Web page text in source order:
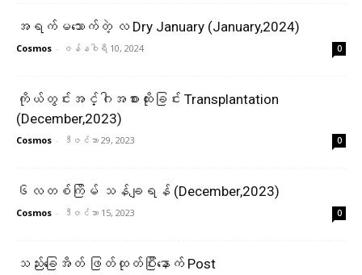
အရက်မသောက်တဲ့ လ Dry January (January,2024)
Cosmos - ဇန်နဝါရီ 10, 2024 0
ကိုယ်တွင်းအင်္ဂါအစားထိုးခြင်း Transplantation
(December,2023)
Cosmos - ဒီဇင်ဘာ 29, 2023 0
၆လတစ်ကြိမ် သန်ချရန် (December,2023)
Cosmos - ဒီဇင်ဘာ 15, 2023 0
သည်းခြေအိတ် ဖြတ်ထုတ်ပြီးနောက် Post